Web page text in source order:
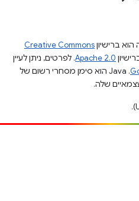
ברישיוןCreative Commons
Apache 2.0. לפרטים, ניתן לעיין
.‏ Java הוא סימן מסחרי רשום של